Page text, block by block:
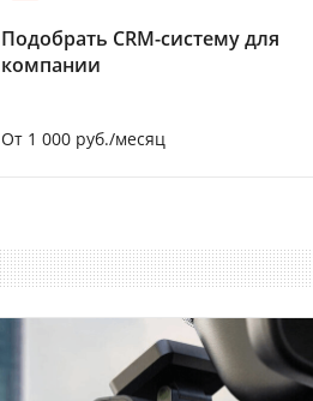
Подобрать CRM-систему для
компании
От 1 000 руб./месяц